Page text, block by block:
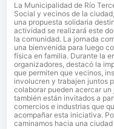
La Municipalidad de Río
Social y vecinos de la
una propuesta solidaria
actividad se realizará este
la comunidad. La jornada
una bienvenida para luego
física en familia. Durante la
organizadores, destacó la
que permiten que vecinos,
involucren y trabajen juntos
colaborar pueden acercar
también están invitados a
comercios e industrias que
acompañar esta iniciativa.
caminamos hacia una